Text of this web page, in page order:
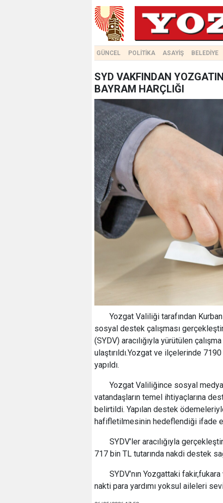
GÜNCEL POLİTİKA ASAYİŞ BELEDİYE
SYD VAKFINDAN
BAYRAM HARÇLIĞI
Yozgat Valiliği tarafından
sosyal destek çalışması
(SYDV) aracılığıyla yürütülen
ulaştırıldı.Yozgat ve ilçelerinde
yapıldı.
Yozgat Valiliğince sosyal medya
vatandaşların temel ihtiyaçlarına
belirtildi. Yapılan destek
hafifletilmesinin hedeflendiği ifade
SYDV’ler aracılığıyla
717 bin TL tutarında nakdi destek
SYDV’nın Yozgattaki
nakti para yardımı yoksul aileleri